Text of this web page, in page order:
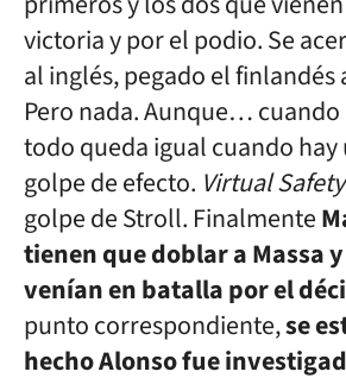
victoria y por el podio. Se
al inglés, pegado el finlandés
Pero nada. Aunque… cuando
todo queda igual cuando
golpe de efecto. Virtual
golpe de Stroll. Finalmente
tienen que doblar a Massa
venían en batalla por el
punto correspondiente,se
hecho Alonso fue